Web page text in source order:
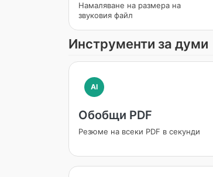
Намаляване на размера на
звуковия файл
Инструменти за думи
AI
Обобщи PDF
Резюме на всеки PDF в секунди